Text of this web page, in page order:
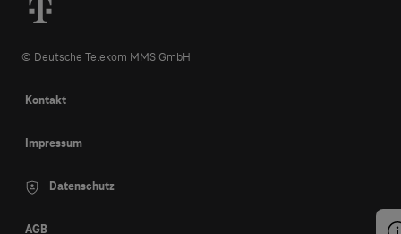
© Deutsche Telekom MMS GmbH
Kontakt
Impressum
Datenschutz
AGB